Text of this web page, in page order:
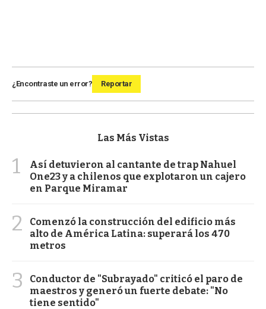
¿Encontraste un error? Reportar
Las Más Vistas
1
Así detuvieron al cantante de trap Nahuel
One23 y a chilenos que explotaron un cajero
en Parque Miramar
2
Comenzó la construcción del edificio más
alto de América Latina: superará los 470
metros
3
Conductor de "Subrayado" criticó el paro de
maestros y generó un fuerte debate: "No
tiene sentido"